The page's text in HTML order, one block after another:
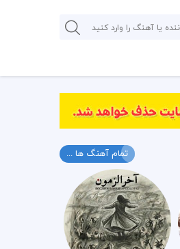
تمام آهنگ ها ...